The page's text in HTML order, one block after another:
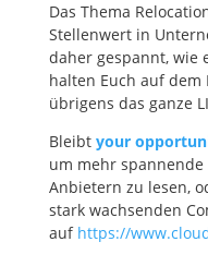
Das Thema
Stellenwert in
daher gespannt, wie
halten Euch auf dem
übrigens das ganze
Bleibt your
um mehr spannende
Anbietern zu lesen,
stark wachsenden
auf https://